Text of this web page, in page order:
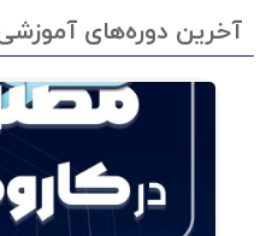
آخرین دوره‌های